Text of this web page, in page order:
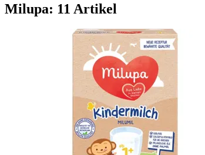
Milupa: 11 Artikel